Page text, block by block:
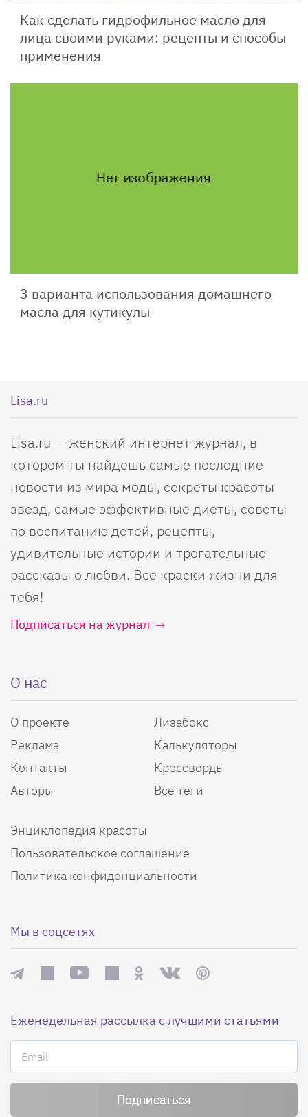
Как сделать гидрофильное масло для
лица своими руками: рецепты и способы
применения
3 варианта использования домашнего
масла для кутикулы
Lisa.ru
Lisa.ru — женский интернет-журнал, в
котором ты найдешь самые последние
новости из мира моды, секреты красоты
звезд, самые эффективные диеты, советы
по воспитанию детей, рецепты,
удивительные истории и трогательные
рассказы о любви. Все краски жизни для
тебя!
Подписаться на журнал
О нас
О проекте
Реклама
Контакты
Авторы
Лизабокс
Калькуляторы
Кроссворды
Все теги
Энциклопедия красоты
Пользовательское соглашение
Политика конфиденциальности
Мы в соцсетях
Еженедельная рассылка с лучшими статьями